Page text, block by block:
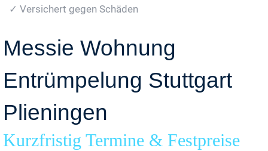
✓ Versichert gegen Schäden
Messie Wohnung
Entrümpelung Stuttgart
Plieningen
Kurzfristig Termine & Festpreise